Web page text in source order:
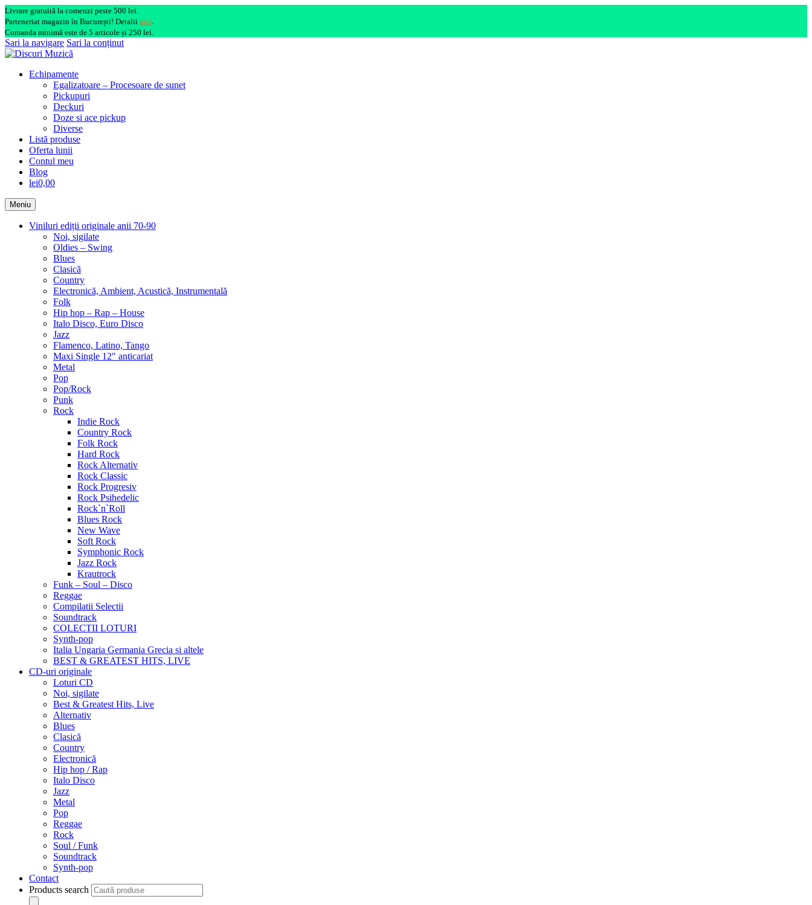
Livrare gratuită la comenzi peste 500 lei.
Parteneriat magazin în București! Detalii aici.
Comanda minimă este de 5 articole și 250 lei.
Sari la navigare Sari la conținut
Echipamente
Egalizatoare – Procesoare de sunet
Pickupuri
Deckuri
Doze si ace pickup
Diverse
Listă produse
Oferta lunii
Contul meu
Blog
lei0,00
Meniu
Viniluri ediții originale anii 70-90
Noi, sigilate
Oldies – Swing
Blues
Clasică
Country
Electronică, Ambient, Acustică, Instrumentală
Folk
Hip hop – Rap – House
Italo Disco, Euro Disco
Jazz
Flamenco, Latino, Tango
Maxi Single 12″ anticariat
Metal
Pop
Pop/Rock
Punk
Rock
Indie Rock
Country Rock
Folk Rock
Hard Rock
Rock Alternativ
Rock Classic
Rock Progresiv
Rock Psihedelic
Rock`n`Roll
Blues Rock
New Wave
Soft Rock
Symphonic Rock
Jazz Rock
Krautrock
Funk – Soul – Disco
Reggae
Compilatii Selectii
Soundtrack
COLECTII LOTURI
Synth-pop
Italia Ungaria Germania Grecia si altele
BEST & GREATEST HITS, LIVE
CD-uri originale
Loturi CD
Noi, sigilate
Best & Greatest Hits, Live
Alternativ
Blues
Clasică
Country
Electronică
Hip hop / Rap
Italo Disco
Jazz
Metal
Pop
Reggae
Rock
Soul / Funk
Soundtrack
Synth-pop
Contact
Products search